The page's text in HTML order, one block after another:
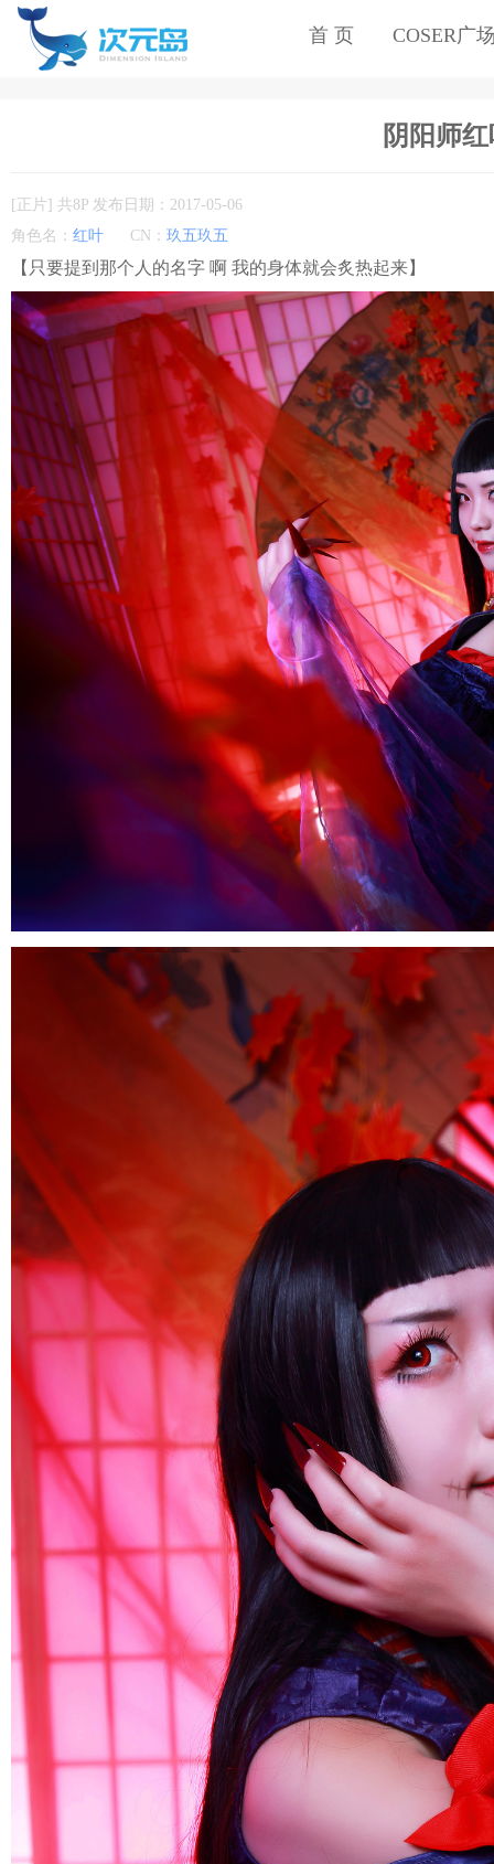
首 页 COSER广
阴阳师
[正片] 共8P 发布日期：2017-05-06
角色名： 红叶 CN： 玖五玖五
【只要提到那个人的名字 啊 我的身体就会炙热起来】